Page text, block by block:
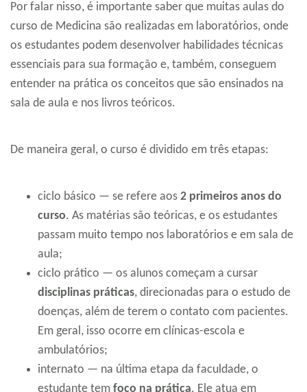
Por falar nisso, é importante saber que muitas aulas do
curso de Medicina são realizadas em laboratórios, onde
os estudantes podem desenvolver habilidades técnicas
essenciais para sua formação e, também, conseguem
entender na prática os conceitos que são ensinados na
sala de aula e nos livros teóricos.
De maneira geral, o curso é dividido em três etapas:
ciclo básico — se refere aos 2 primeiros anos do
curso. As matérias são teóricas, e os estudantes
passam muito tempo nos laboratórios e em sala de
aula;
ciclo prático — os alunos começam a cursar
disciplinas práticas, direcionadas para o estudo de
doenças, além de terem o contato com pacientes.
Em geral, isso ocorre em clínicas-escola e
ambulatórios;
internato — na última etapa da faculdade, o
estudante tem foco na prática. Ele atua em